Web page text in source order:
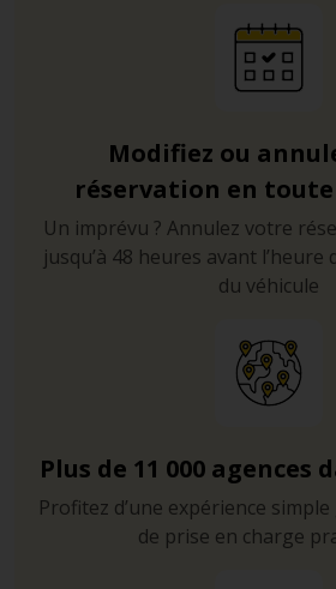
Modifiez ou
réservation en
Un imprévu ? Annulez votre
jusqu’à 48 heures avant
du véhicule
Plus de 11 000 agences
Profitez d’une expérience
de prise en charge